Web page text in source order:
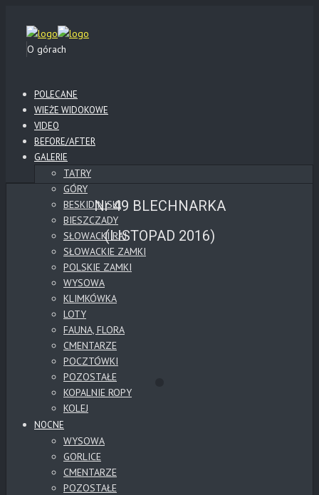
O górach
POLECANE
WIEŻE WIDOKOWE
VIDEO
BEFORE/AFTER
GALERIE
TATRY
GÓRY
BESKID NISKI
BIESZCZADY
SŁOWACKI RAJ
SŁOWACKIE ZAMKI
POLSKIE ZAMKI
WYSOWA
KLIMKÓWKA
LOTY
FAUNA, FLORA
CMENTARZE
POCZTÓWKI
POZOSTAŁE
KOPALNIE ROPY
KOLEJ
NOCNE
WYSOWA
GORLICE
CMENTARZE
POZOSTAŁE
Nr 49 BLECHNARKA
(LISTOPAD 2016)